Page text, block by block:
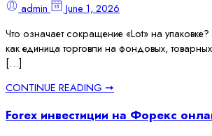
admin
June 1, 2026
Что означает сокращение «Lot» на
как единица торговли на фондовых,
[…]
CONTINUE READING ➞
Forex инвестиции на Форекс